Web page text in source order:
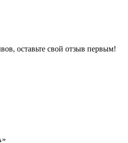
оставьте свой отзыв первым!